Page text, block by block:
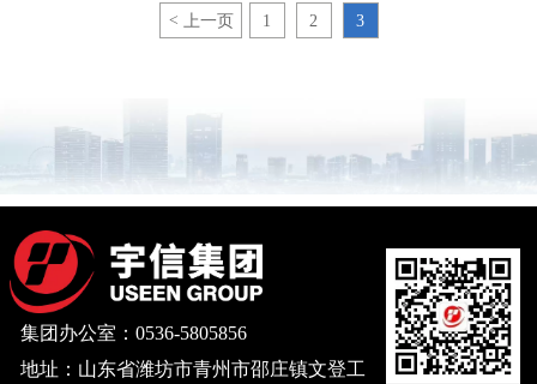
< 上一页 1 2 3
集团办公室：0536-5805856
地址：山东省潍坊市青州市邵庄镇文登工